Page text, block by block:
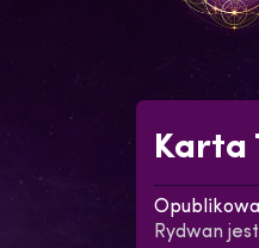
Karta
Rydwan